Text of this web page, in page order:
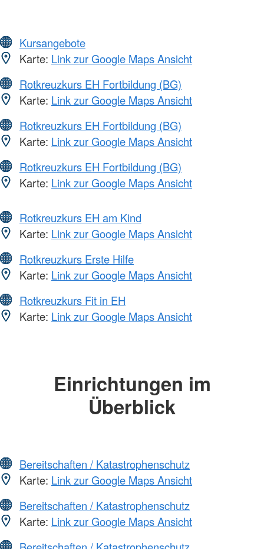
Kursangebote
Karte: Link zur Google Maps Ansicht
Rotkreuzkurs EH Fortbildung (BG)
Karte: Link zur Google Maps Ansicht
Rotkreuzkurs EH Fortbildung (BG)
Karte: Link zur Google Maps Ansicht
Rotkreuzkurs EH Fortbildung (BG)
Karte: Link zur Google Maps Ansicht
Rotkreuzkurs EH am Kind
Karte: Link zur Google Maps Ansicht
Rotkreuzkurs Erste Hilfe
Karte: Link zur Google Maps Ansicht
Rotkreuzkurs Fit in EH
Karte: Link zur Google Maps Ansicht
Einrichtungen im
Überblick
Bereitschaften / Katastrophenschutz
Karte: Link zur Google Maps Ansicht
Bereitschaften / Katastrophenschutz
Karte: Link zur Google Maps Ansicht